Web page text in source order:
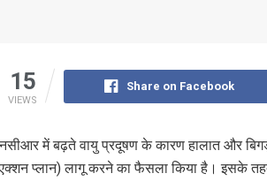
15
VIEWS
Share on Facebook
में बढ़ते वायु प्रदूषण के कारण हालात और
प्लान) लागू करने का फैसला किया है। इसके